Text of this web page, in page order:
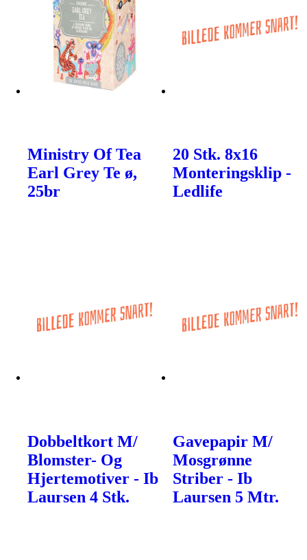
Ministry Of Tea
Earl Grey Te ø,
25br
20 Stk. 8x16
Monteringsklip -
Ledlife
Dobbeltkort M/
Blomster- Og
Hjertemotiver - Ib
Laursen 4 Stk.
Gavepapir M/
Mosgrønne
Striber - Ib
Laursen 5 Mtr.